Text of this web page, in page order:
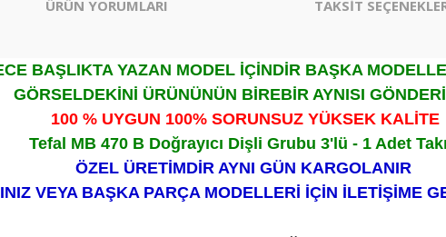
ÜRÜN YORUMLARI TAKSİT
BAŞLIKTA YAZAN MODEL İÇİNDİR BAŞKA
GÖRSELDEKİNİ ÜRÜNÜNÜN BİREBİR AYNISI
100 % UYGUN 100% SORUNSUZ YÜKSEK KALİTE
Tefal MB 470 B Doğrayıcı Dişli Grubu 3'lü - 1 Adet
ÖZEL ÜRETİMDİR AYNI GÜN KARGOLANIR
VEYA BAŞKA PARÇA MODELLERİ İÇİN İLETİŞİME